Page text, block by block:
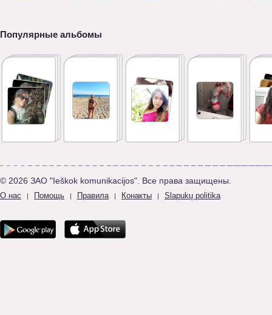
Популярные альбомы
© 2026 ЗАО "Ieškok komunikacijos". Все права защищены.
О нас | Помощь | Правила | Конакты | Slapukų politika